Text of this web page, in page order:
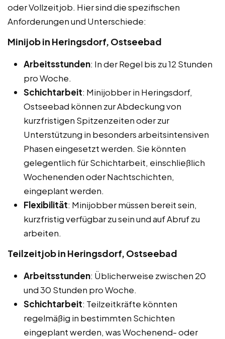
oder Vollzeitjob. Hier sind die spezifischen
Anforderungen und Unterschiede:
Minijob in Heringsdorf, Ostseebad
Arbeitsstunden: In der Regel bis zu 12 Stunden
pro Woche.
Schichtarbeit: Minijobber in Heringsdorf,
Ostseebad können zur Abdeckung von
kurzfristigen Spitzenzeiten oder zur
Unterstützung in besonders arbeitsintensiven
Phasen eingesetzt werden. Sie könnten
gelegentlich für Schichtarbeit, einschließlich
Wochenenden oder Nachtschichten,
eingeplant werden.
Flexibilität: Minijobber müssen bereit sein,
kurzfristig verfügbar zu sein und auf Abruf zu
arbeiten.
Teilzeitjob in Heringsdorf, Ostseebad
Arbeitsstunden: Üblicherweise zwischen 20
und 30 Stunden pro Woche.
Schichtarbeit: Teilzeitkräfte könnten
regelmäßig in bestimmten Schichten
eingeplant werden, was Wochenend- oder